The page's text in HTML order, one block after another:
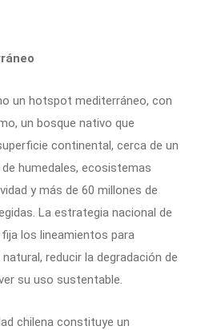
un hotspot mediterráneo, con
un bosque nativo que
continental, cerca de un
humedales, ecosistemas
y más de 60 millones de
La estrategia nacional de
los lineamientos para
reducir la degradación de
su uso sustentable.
chilena constituye un